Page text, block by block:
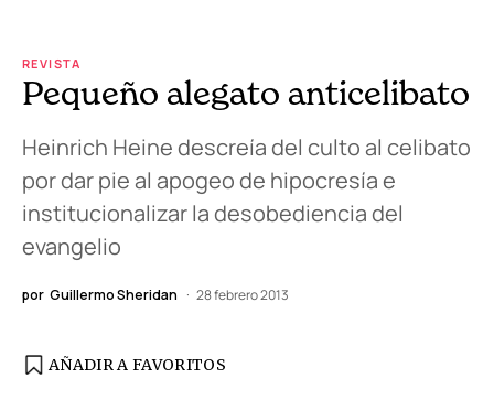
REVISTA
Pequeño alegato anticelibato
Heinrich Heine descreía del culto al celibato
por dar pie al apogeo de hipocresía e
institucionalizar la desobediencia del
evangelio
por Guillermo Sheridan 28 febrero 2013
AÑADIR A FAVORITOS